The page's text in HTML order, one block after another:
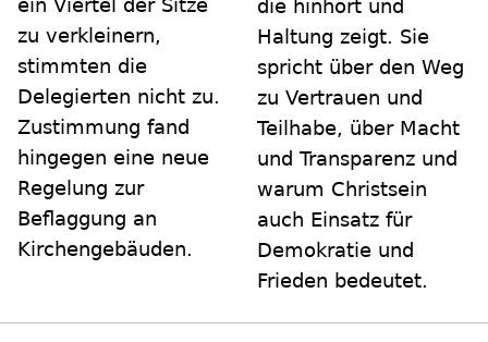
ein Viertel der Sitze
zu verkleinern,
stimmten die
Delegierten nicht zu.
Zustimmung fand
hingegen eine neue
Regelung zur
Beflaggung an
Kirchengebäuden.
die hinhört und
Haltung zeigt. Sie
spricht über den Weg
zu Vertrauen und
Teilhabe, über Macht
und Transparenz und
warum Christsein
auch Einsatz für
Demokratie und
Frieden bedeutet.